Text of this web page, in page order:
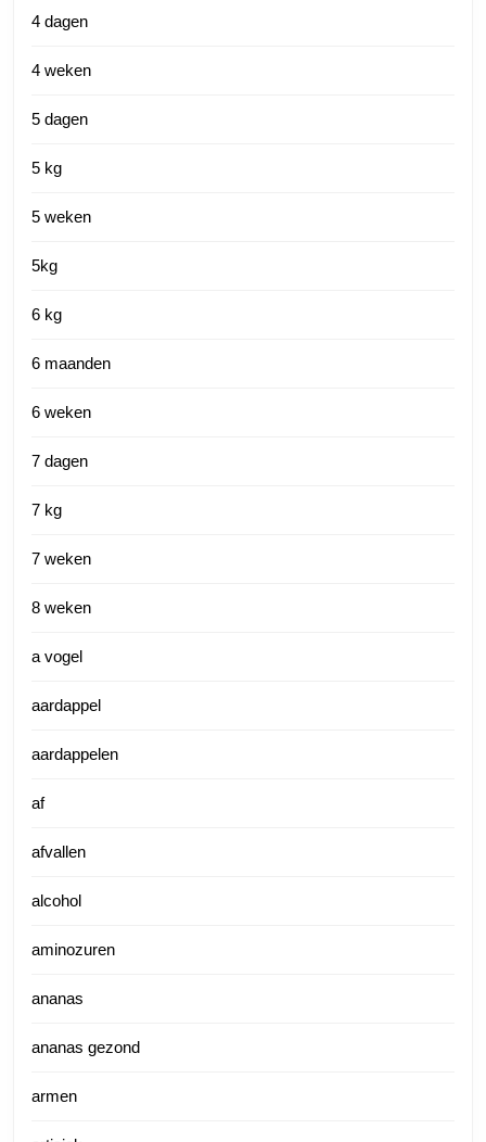
4 dagen
4 weken
5 dagen
5 kg
5 weken
5kg
6 kg
6 maanden
6 weken
7 dagen
7 kg
7 weken
8 weken
a vogel
aardappel
aardappelen
af
afvallen
alcohol
aminozuren
ananas
ananas gezond
armen